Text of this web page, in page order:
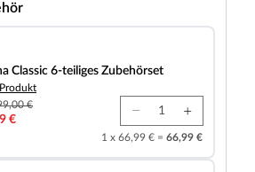
Zubehörset
Classic 6-teiliges Zubehörset
€
€
1 x 66,99 € = 66,99 €